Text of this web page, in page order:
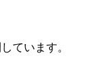
ています。